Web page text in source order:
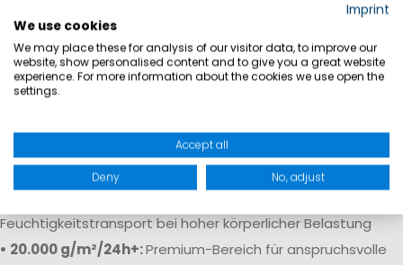
transportiert werden. Sie wird meist in Gramm pro
Quadratmeter innerhalb von 24 Stunden (g/m²/24h)
angegeben.
• 10.000 g/m²/24h:Gute Atmungsaktivität für aktive Segler
Feuchtigkeitstransport bei hoher körperlicher Belastung
• 20.000 g/m²/24h+:Premium-Bereich für anspruchsvolle
Imprint
We use cookies
We may place these for analysis of our visitor data, to improve our
website, show personalised content and to give you a great website
experience. For more information about the cookies we use open the
settings.
Accept all
Deny No, adjust